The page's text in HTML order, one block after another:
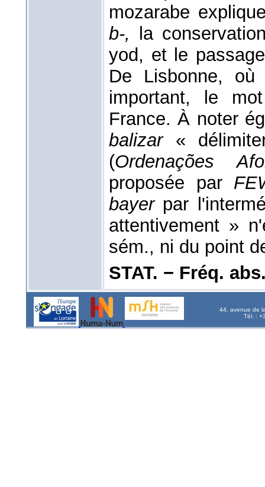
mozarabe
b-,
la
yod, et le
De Lisbonne,
important, le
France. À noter
balizar«
(Ordenações
proposée par
bayerpar
attentivement »
sém., ni du point
STAT. − Fréq.
44, avenue de
Tél. :